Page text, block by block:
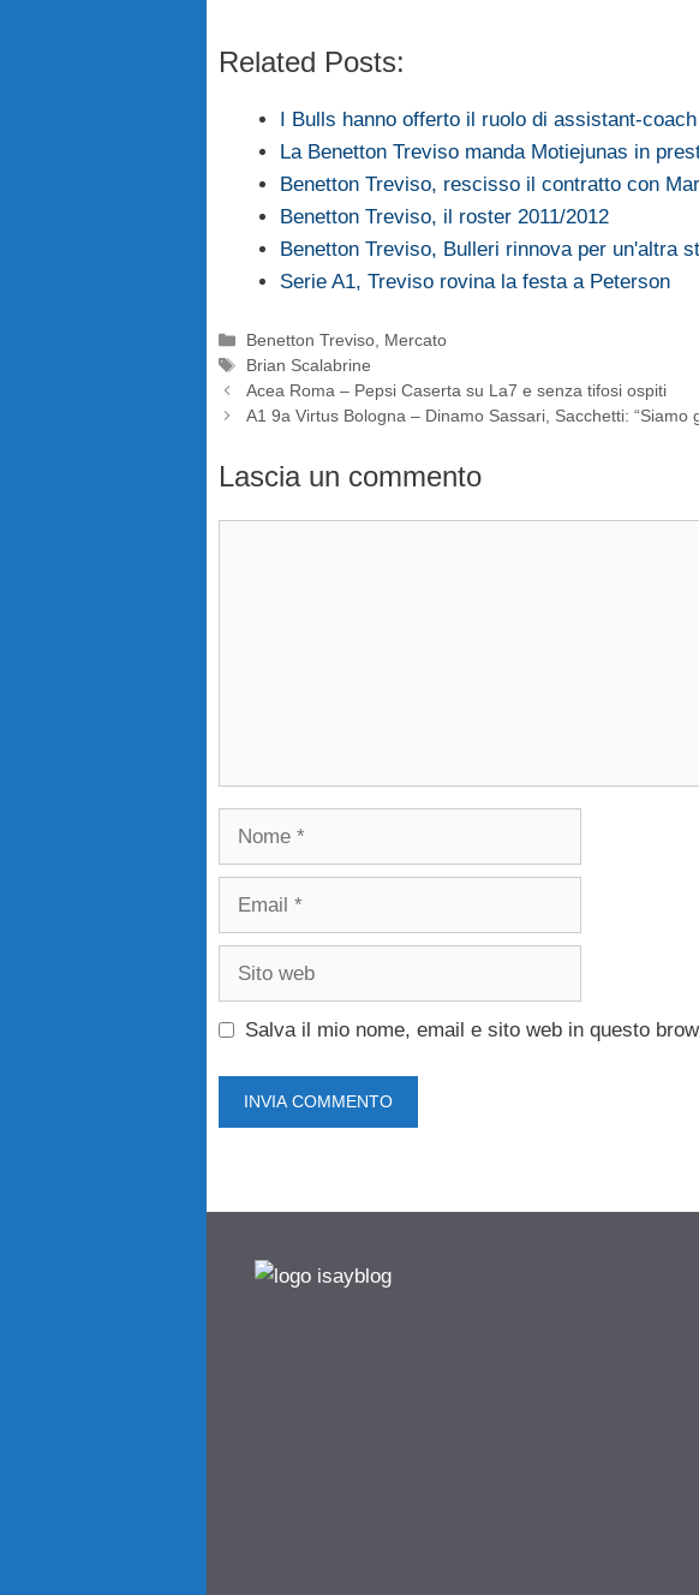
Related Posts:
I Bulls hanno offerto il ruolo di assistant-
La Benetton Treviso manda Motiejunas in
Benetton Treviso, rescisso il contratto con
Benetton Treviso, il roster 2011/2012
Benetton Treviso, Bulleri rinnova per un'altra
Serie A1, Treviso rovina la festa a Peterson
Categorie
Benetton Treviso, Mercato
Tag
Brian Scalabrine
Acea Roma – Pepsi Caserta su La7 e senza tifosi ospiti
A1 9a Virtus Bologna – Dinamo Sassari, Sacchetti: “Siamo
Lascia un commento
Salva il mio nome, email e sito web in questo